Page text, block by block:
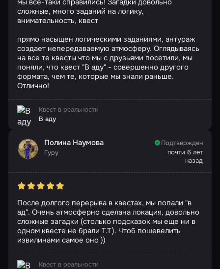
сложные, много заданий на логику,
внимательность, квест
прямо насыщен логическими заданиями, антураж
создает непередаваемую атмосферу. Оглядываясь
на все те квесты что мы с друзьями посетили, мы
поняли, что квест "В аду" - совершенно другого
формата, чем те, которые мы знали раньше.
Отлично!
Квест в реальности
В аду
Полина Наумова
Гуру
Подтвержден
почти 6 лет
назад
После долгого перерыва в квестах, мы попали "в
ад". Очень атмосферно сделана локация, довольно
сложные загадки (столько подсказок мы еще ни в
одном квесте не брали Т.Т). Чтоб пошевелить
извилинами самое оно ))
Квест в реальности